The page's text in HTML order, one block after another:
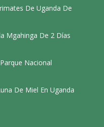
De Uganda De
Mgahinga De 2 Días
Nacional
De Miel En Uganda